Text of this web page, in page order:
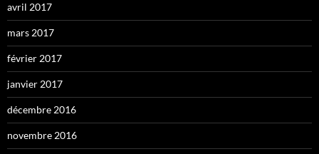
avril 2017
mars 2017
février 2017
janvier 2017
décembre 2016
novembre 2016